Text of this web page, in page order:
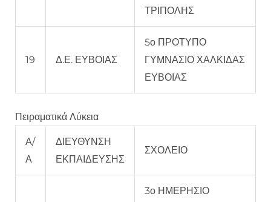
ΤΡΙΠΟΛΗΣ
19 Δ.Ε. ΕΥΒΟΙΑΣ
5ο ΠΡΟΤΥΠΟ
ΓΥΜΝΑΣΙΟ ΧΑΛΚΙΔΑΣ
ΕΥΒΟΙΑΣ
Πειραματικά Λύκεια
Α/
Α
ΔΙΕΥΘΥΝΣΗ
ΕΚΠΑΙΔΕΥΣΗΣ
ΣΧΟΛΕΙΟ
3ο ΗΜΕΡΗΣΙΟ